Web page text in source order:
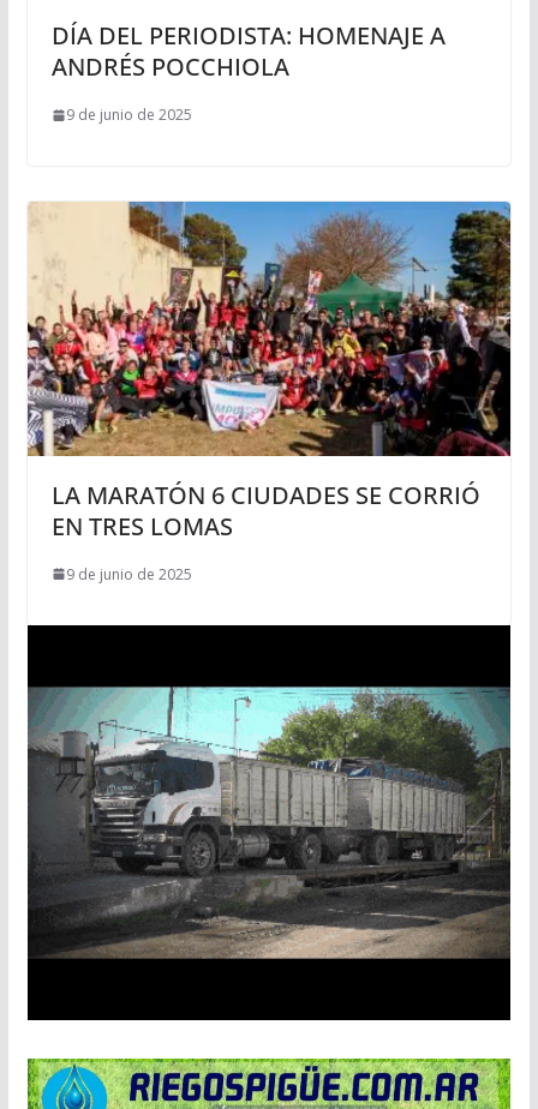
DÍA DEL PERIODISTA: HOMENAJE A
ANDRÉS POCCHIOLA
9 de junio de 2025
LA MARATÓN 6 CIUDADES SE CORRIÓ
EN TRES LOMAS
9 de junio de 2025